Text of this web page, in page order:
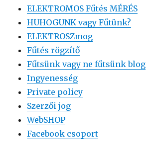
ELEKTROMOS Fűtés MÉRÉS
HUHOGUNK vagy Fűtünk?
ELEKTROSZmog
Fűtés rögzítő
Fűtsünk vagy ne fűtsünk blog
Ingyenesség
Private policy
Szerzői jog
WebSHOP
Facebook csoport